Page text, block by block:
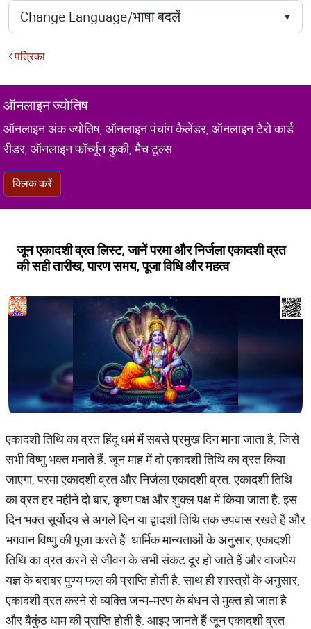
पत्रिका
ऑनलाइन ज्योतिष
ऑनलाइन अंक ज्योतिष, ऑनलाइन पंचांग कैलेंडर, ऑनलाइन टैरो कार्ड
रीडर, ऑनलाइन फॉर्च्यून कुकी, मैच टूल्स
क्लिक करें
जून एकादशी व्रत लिस्ट, जानें परमा और निर्जला एकादशी व्रत
की सही तारीख, पारण समय, पूजा विधि और महत्व
एकादशी तिथि का व्रत हिंदू धर्म में सबसे प्रमुख दिन माना जाता है, जिसे
सभी विष्णु भक्त मनाते हैं. जून माह में दो एकादशी तिथि का व्रत किया
जाएगा, परमा एकादशी व्रत और निर्जला एकादशी व्रत. एकादशी तिथि
का व्रत हर महीने दो बार, कृष्ण पक्ष और शुक्ल पक्ष में किया जाता है. इस
दिन भक्त सूर्योदय से अगले दिन या द्वादशी तिथि तक उपवास रखते हैं और
भगवान विष्णु की पूजा करते हैं. धार्मिक मान्यताओं के अनुसार, एकादशी
तिथि का व्रत करने से जीवन के सभी संकट दूर हो जाते हैं और वाजपेय
यज्ञ के बराबर पुण्य फल की प्राप्ति होती है. साथ ही शास्त्रों के अनुसार,
एकादशी व्रत करने से व्यक्ति जन्म-मरण के बंधन से मुक्त हो जाता है
और बैकुंठ धाम की प्राप्ति होती है. आइए जानते हैं जून एकादशी व्रत